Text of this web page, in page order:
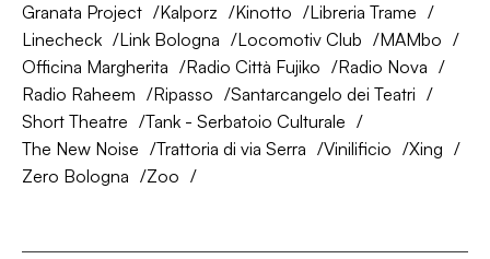
Granata Project
Kalporz Kinotto
Libreria Trame
Linecheck
Link Bologna Locomotiv Club
MAMbo
Officina Margherita
Radio Città Fujiko
Radio Nova
Radio Raheem
Ripasso
Santarcangelo dei Teatri
Short Theatre
Tank - Serbatoio Culturale
The New Noise
Trattoria di via Serra Vinilificio
Xing
Zero Bologna
Zoo